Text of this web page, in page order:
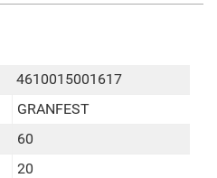
4610015001617
GRANFEST
60
20